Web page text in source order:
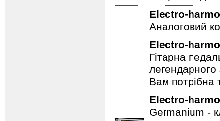
Electro-
Гітарна
Electro-
Аналоговий
Electro-
Гітарна
Вам потрібна